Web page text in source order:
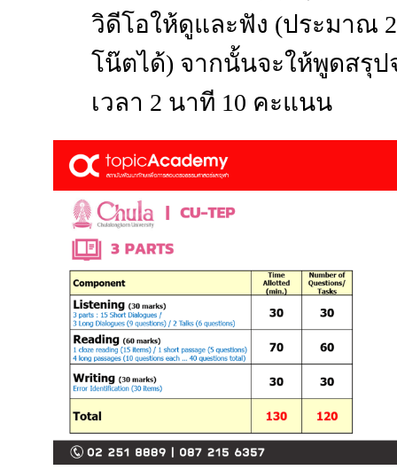
วิดีโอให้ดูและฟัง (ประมาณ
โน๊ตได้) จากนั้นจะให้พูดสรุ
เวลา 2 นาที 10 คะแนน